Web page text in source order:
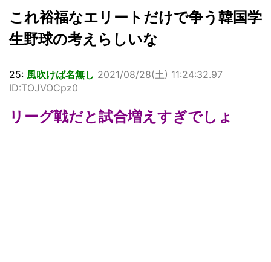
これ裕福なエリートだけで争う韓国学
生野球の考えらしいな
25: 風吹けば名無し 2021/08/28(土) 11:24:32.97
ID:TOJVOCpz0
リーグ戦だと試合増えすぎでしょ